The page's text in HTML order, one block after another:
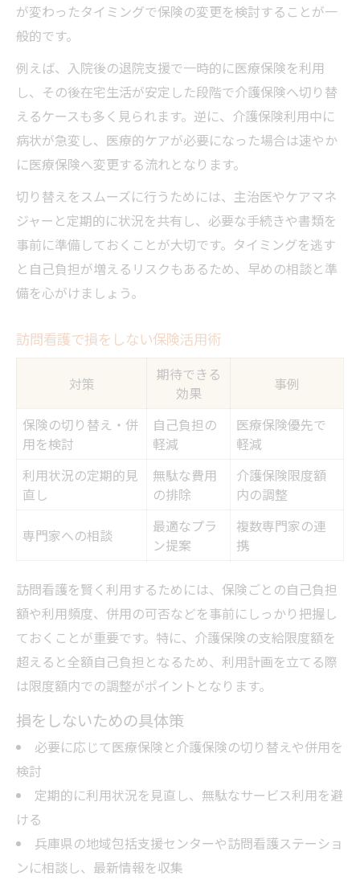
が変わったタイミングで保険の変更を検討することが一
般的です。
例えば、入院後の退院支援で一時的に医療保険を利用
し、その後在宅生活が安定した段階で介護保険へ切り替
えるケースも多く見られます。逆に、介護保険利用中に
病状が急変し、医療的ケアが必要になった場合は速やか
に医療保険へ変更する流れとなります。
切り替えをスムーズに行うためには、主治医やケアマネ
ジャーと定期的に状況を共有し、必要な手続きや書類を
事前に準備しておくことが大切です。タイミングを逃す
と自己負担が増えるリスクもあるため、早めの相談と準
備を心がけましょう。
訪問看護で損をしない保険活用術
対策
期待できる
効果
事例
保険の切り替え・併
用を検討
自己負担の
軽減
医療保険優先で
軽減
利用状況の定期的見
直し
無駄な費用
の排除
介護保険限度額
内の調整
専門家への相談
最適なプラ
ン提案
複数専門家の連
携
訪問看護を賢く利用するためには、保険ごとの自己負担
額や利用頻度、併用の可否などを事前にしっかり把握し
ておくことが重要です。特に、介護保険の支給限度額を
超えると全額自己負担となるため、利用計画を立てる際
は限度額内での調整がポイントとなります。
損をしないための具体策
必要に応じて医療保険と介護保険の切り替えや併用を
検討
定期的に利用状況を見直し、無駄なサービス利用を避
ける
兵庫県の地域包括支援センターや訪問看護ステーショ
ンに相談し、最新情報を収集